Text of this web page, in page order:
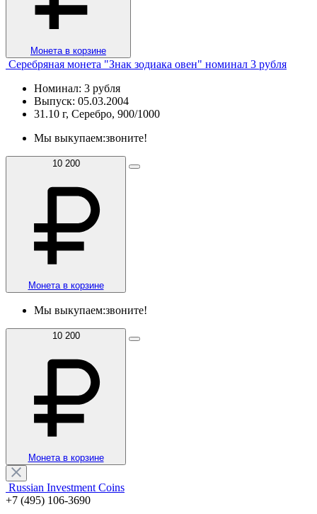
Монета в корзине
Серебряная монета "Знак зодиака овен" номинал 3 рубля
Номинал: 3 рубля
Выпуск: 05.03.2004
31.10 г, Серебро, 900/1000
Мы выкупаем:звоните!
10 200
Монета в корзине
Мы выкупаем:звоните!
10 200
Монета в корзине
Russian Investment Coins
+7 (495) 106-3690